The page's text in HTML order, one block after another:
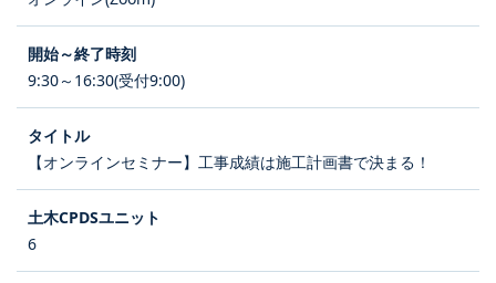
9:30～16:30(受付9:00)
【オンラインセミナー】工事成績は施工計画書で決まる！
6